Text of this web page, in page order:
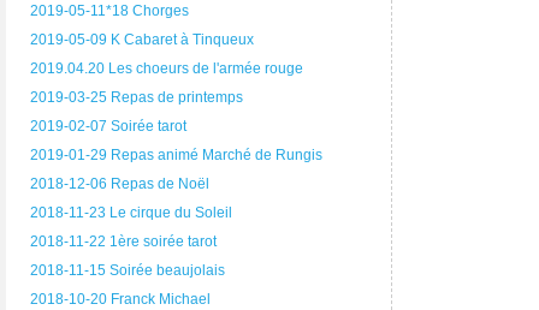
2019-05-11*18 Chorges
2019-05-09 K Cabaret à Tinqueux
2019.04.20 Les choeurs de l'armée rouge
2019-03-25 Repas de printemps
2019-02-07 Soirée tarot
2019-01-29 Repas animé Marché de Rungis
2018-12-06 Repas de Noël
2018-11-23 Le cirque du Soleil
2018-11-22 1ère soirée tarot
2018-11-15 Soirée beaujolais
2018-10-20 Franck Michael